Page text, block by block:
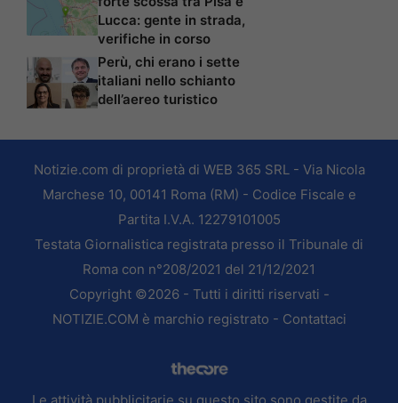
Lucca: gente in strada,
verifiche in corso
Perù, chi erano i sette
italiani nello schianto
dell’aereo turistico
Notizie.com di proprietà di WEB 365 SRL - Via Nicola
Marchese 10, 00141 Roma (RM) - Codice Fiscale e
Partita I.V.A. 12279101005
Testata Giornalistica registrata presso il Tribunale di
Roma con n°208/2021 del 21/12/2021
Copyright ©2026 - Tutti i diritti riservati -
NOTIZIE.COM è marchio registrato - Contattaci